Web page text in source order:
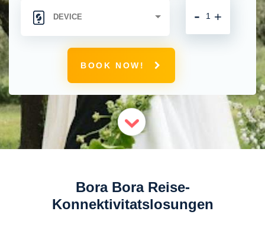
+
-
BOOK NOW!
Bora Bora Reise-
Konnektivitatslosungen